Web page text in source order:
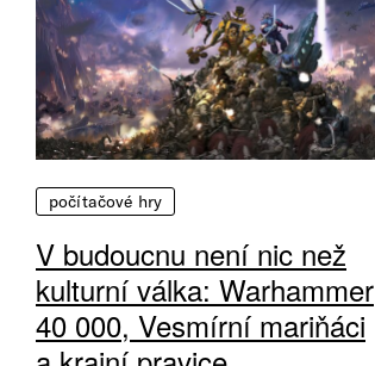
počítačové hry
V budoucnu není nic než
kulturní válka: Warhammer
40 000, Vesmírní mariňáci